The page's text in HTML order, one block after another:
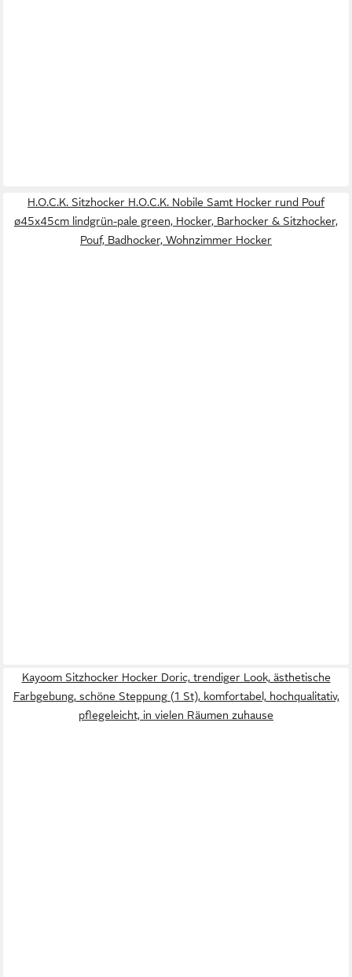
H.O.C.K. Sitzhocker H.O.C.K. Nobile Samt Hocker rund Pouf
ø45x45cm lindgrün-pale green, Hocker, Barhocker & Sitzhocker,
Pouf, Badhocker, Wohnzimmer Hocker
Kayoom Sitzhocker Hocker Doric, trendiger Look, ästhetische
Farbgebung, schöne Steppung (1 St), komfortabel, hochqualitativ,
pflegeleicht, in vielen Räumen zuhause